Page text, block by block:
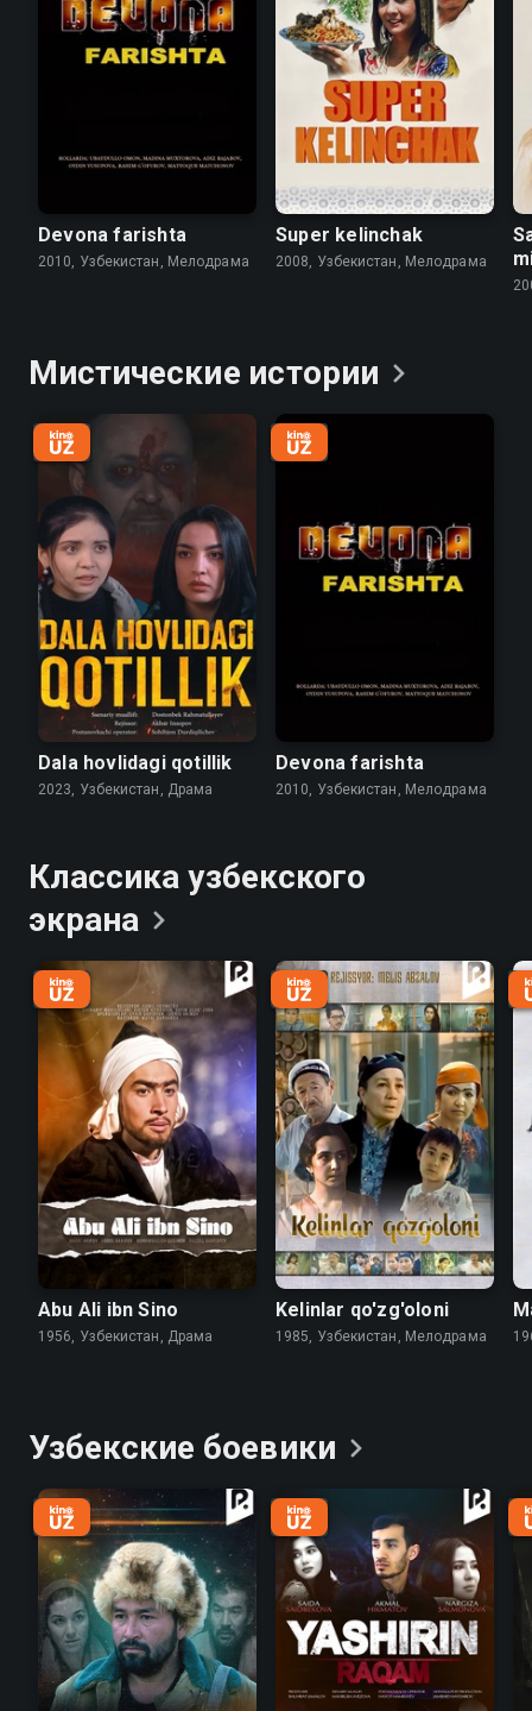
Devona farishta
2010, Узбекистан, Мелодрама
Super kelinchak
2008, Узбекистан, Мелодрама
Мистические истории
Dala hovlidagi qotillik
2023, Узбекистан, Драма
Devona farishta
2010, Узбекистан, Мелодрама
Классика узбекского
экрана
Abu Ali ibn Sino
1956, Узбекистан, Драма
Kelinlar qo'zg'oloni
1985, Узбекистан, Мелодрама
Узбекские боевики